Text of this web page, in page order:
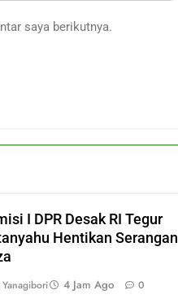
saya berikutnya.
I DPR Desak RI Tegur
Hentikan Serangan
4 Jam Ago 0